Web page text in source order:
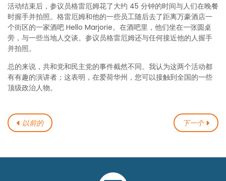
活动结束后，参议员格雷厄姆花了大约 45 分钟的时间与人们在晚餐
时握手并拍照。格雷厄姆和他的一些员工随后去了距离万豪酒店一
个街区的一家酒吧 Hello Marjorie。在酒吧里，他们坐在一张圆桌
旁，与一些当地人交谈。参议员格雷厄姆还与任何接近他的人握手
并拍照。
总的来说，共和党和民主党的事件截然不同。我认为这两个活动都
有有趣的演讲者；这表明，在爱荷华州，您可以接触到全国的一些
顶级政治人物。
以前的 下一个